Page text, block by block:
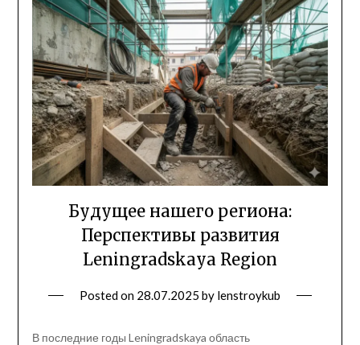
Будущее нашего региона:
Перспективы развития
Leningradskaya Region
Posted on 28.07.2025 by lenstroykub
В последние годы Leningradskaya область